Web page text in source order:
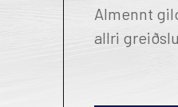
Alda
Almennt
allri